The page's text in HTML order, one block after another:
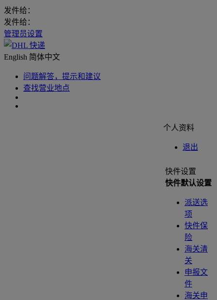
发件给：
发件给：
管理员设置
English 简体中文
问题解答，提示和建议
查找营业地点
个人资料
退出
快件设置
快件默认设置
派送选
项
快件保
险
海关清
关
申报文
件
海关申